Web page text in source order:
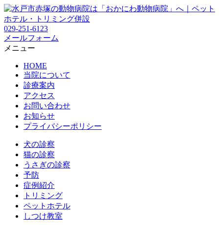
029-251-6123
メールフォーム
メニュー
HOME
当院について
診療案内
アクセス
お問い合わせ
お知らせ
プライバシーポリシー
犬の診察
猫の診察
うさぎの診察
予防
症例紹介
トリミング
ペットホテル
しつけ教室